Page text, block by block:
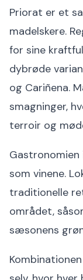
Priorat er et
madelskere.
for sine
dybrøde
og Cariñena.
smagninger,
terroir og
Gastronomien
som vinene.
traditionelle
området,
sæsonens